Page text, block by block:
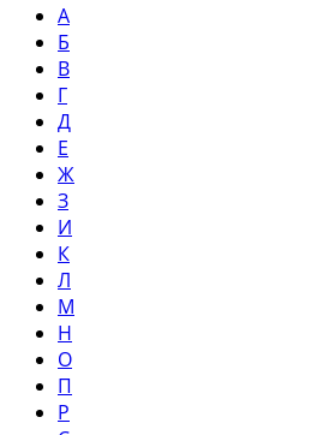
А
Б
В
Г
Д
Е
Ж
З
И
К
Л
М
Н
О
П
Р